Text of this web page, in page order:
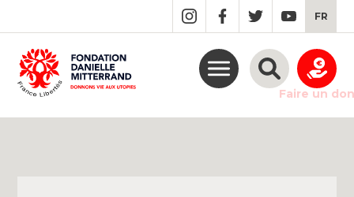
MAIN
CONTENT
FR
Faire un don